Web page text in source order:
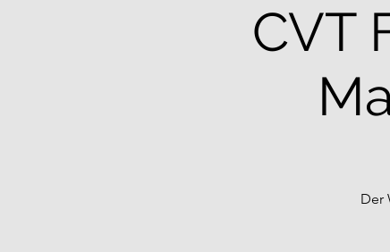
CVT
Der